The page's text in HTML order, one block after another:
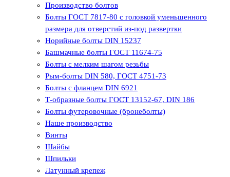
Производство болтов
Болты ГОСТ 7817-80 с головкой уменьшенного
размера для отверстий из-под развертки
Норийные болты DIN 15237
Башмачные болты ГОСТ 11674-75
Болты с мелким шагом резьбы
Рым-болты DIN 580, ГОСТ 4751-73
Болты с фланцем DIN 6921
Т-образные болты ГОСТ 13152-67, DIN 186
Болты футеровочные (бронеболты)
Наше производство
Винты
Шайбы
Шпильки
Латунный крепеж